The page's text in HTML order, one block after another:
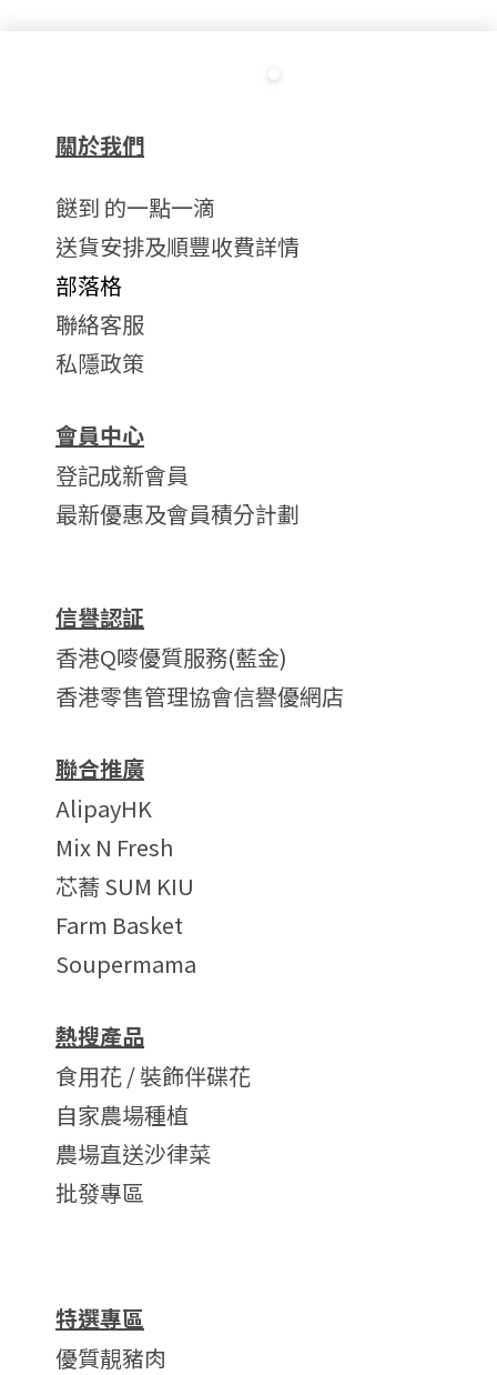
關於我們
餸到 的一點一滴
送貨安排及順豐收費詳情
部落格
聯絡客服
私隱政策
會員中心
登記成新會員
最新優惠及會員積分計劃
信譽認証
香港Q嘜優質服務(藍金)
香港零售管理協會信譽優網店
聯合推廣
AlipayHK
Mix N Fresh
芯蕎 SUM KIU
Farm Basket
Soupermama
熱搜產品
食用花 / 裝飾伴碟花
自家農場種植
農場直送沙律菜
批發專區
特選專區
優質靚豬肉